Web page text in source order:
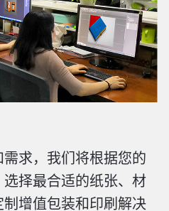
求，我们将根据您的
择最合适的纸张、材
增值包装和印刷解决